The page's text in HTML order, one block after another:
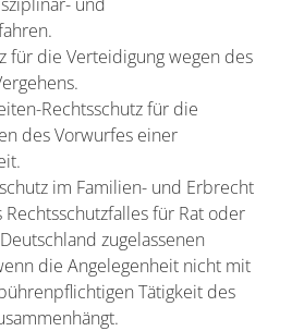
für die Verteidigung wegen des
Rechtsschutz für die
des Vorwurfes einer
im Familien- und Erbrecht
für Rat oder
zugelassenen
die Angelegenheit nicht mit
Tätigkeit des